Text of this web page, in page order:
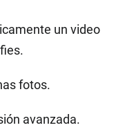
un video
fotos.
avanzada.